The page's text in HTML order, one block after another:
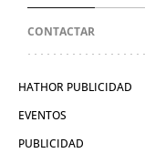
CONTACTAR
HATHOR PUBLICIDAD
EVENTOS
PUBLICIDAD